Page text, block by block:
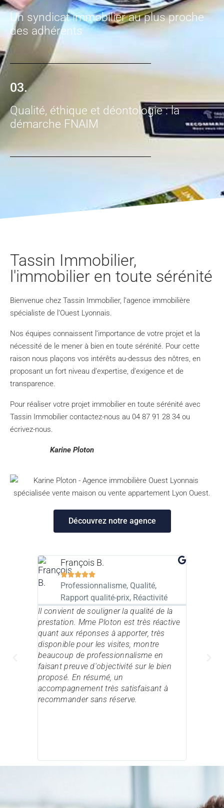
Un syndicat immobilier au plus proche
des adhérents
03.
Qualité, éthique et déontologie : la
démarche FNAIM
Tassin Immobilier,
l'immobilier en toute sérénité
Bienvenue chez Tassin Immobilier, l’agence immobilière
spécialiste de l’Ouest Lyonnais.
Nos équipes connaissent l’importance de votre projet et la
nécessité de le mener à bien en toute sérénité. Pour cette
raison nous plaçons vos intérêts au-dessus des nôtres, en
proposant un fort niveau d’expertise, d’exigence et de
transparence.
Pour réaliser votre projet immobilier en toute sérénité avec
Tassin Immobilier contactez-nous au 04 87 91 28 34 ou
écrivez-nous.
Karine Ploton​
Découvrez notre agence
François B.

Professionnalisme, Qualité,
Rapport qualité-prix, Réactivité
Il convient de souligner la qualité de la
prestation. Mme Ploton est très réactive
quant aux réponses à apporter, très
disponible pour les visites, montre
beaucoup de professionnalisme en
faisant preuve d'objectivité sur le bien
proposé. En résumé, un
accompagnement très satisfaisant à
recommander sans réserve.